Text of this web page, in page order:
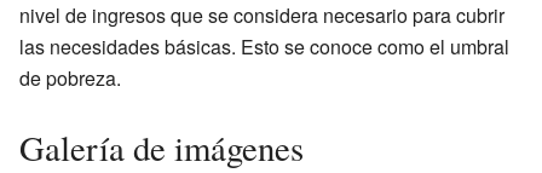
nivel de ingresos que se considera necesario para cubrir
las necesidades básicas. Esto se conoce como el umbral
de pobreza.
Galería de imágenes